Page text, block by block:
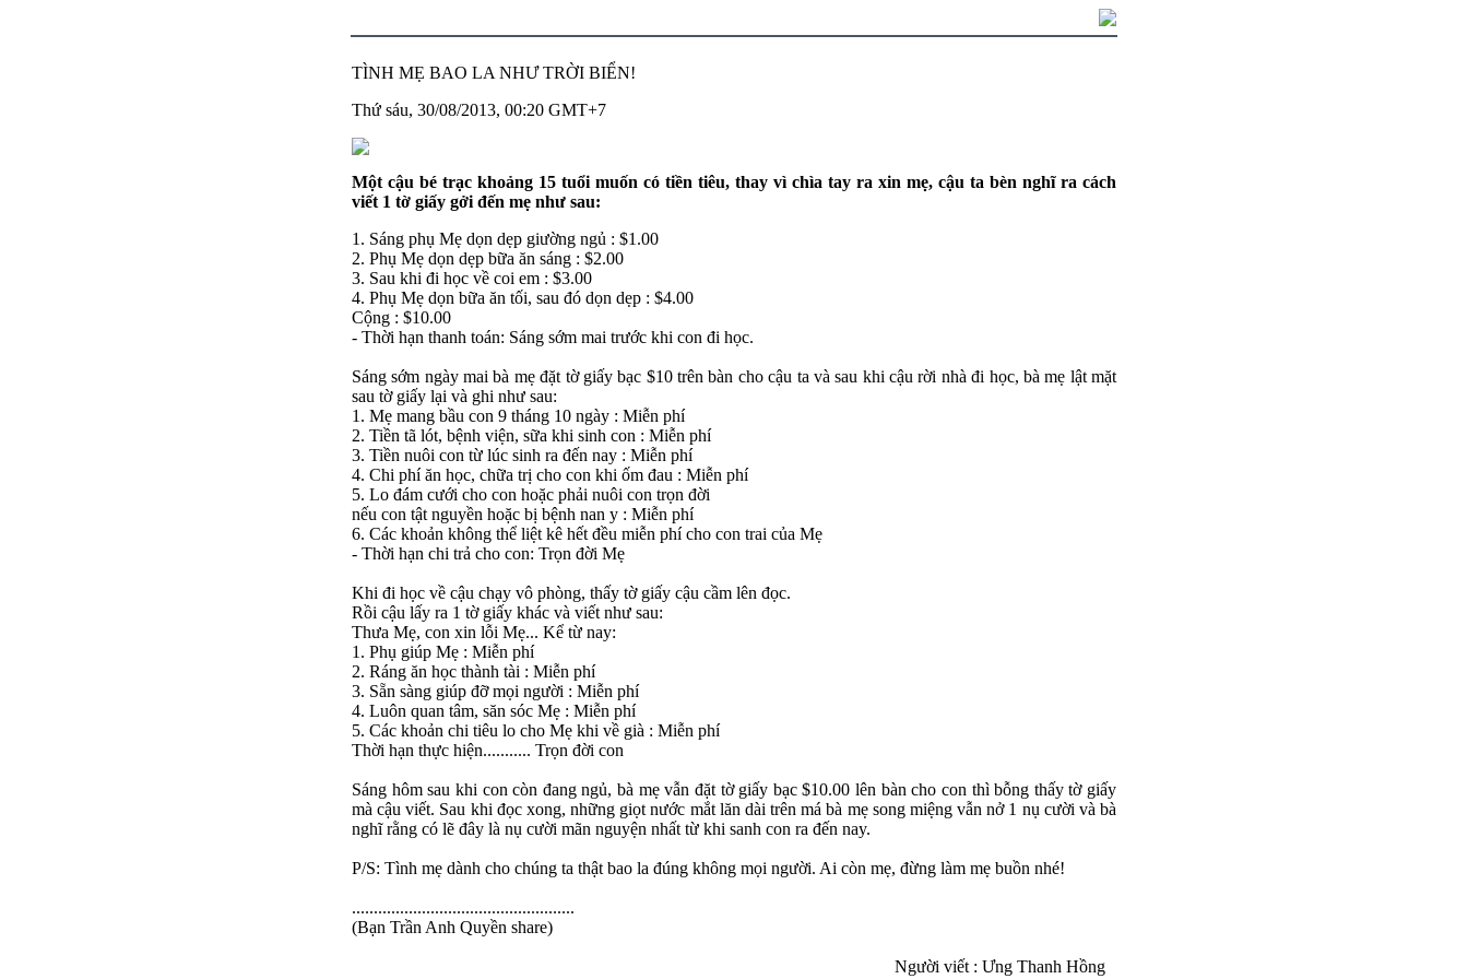
TÌNH MẸ BAO LA NHƯ TRỜI BIỂN!
Thứ sáu, 30/08/2013, 00:20 GMT+7
Một cậu bé trạc khoảng 15 tuổi muốn có tiền tiêu, thay vì chìa tay ra xin mẹ, cậu ta bèn nghĩ ra cách
viết 1 tờ giấy gởi đến mẹ như sau:
1. Sáng phụ Mẹ dọn dẹp giường ngủ : $1.00
2. Phụ Mẹ dọn dẹp bữa ăn sáng : $2.00
3. Sau khi đi học về coi em : $3.00
4. Phụ Mẹ dọn bữa ăn tối, sau đó dọn dẹp : $4.00
Cộng : $10.00
- Thời hạn thanh toán: Sáng sớm mai trước khi con đi học.
Sáng sớm ngày mai bà mẹ đặt tờ giấy bạc $10 trên bàn cho cậu ta và sau khi cậu rời nhà đi học, bà mẹ lật mặt
sau tờ giấy lại và ghi như sau:
1. Mẹ mang bầu con 9 tháng 10 ngày : Miễn phí
2. Tiền tã lót, bệnh viện, sữa khi sinh con : Miễn phí
3. Tiền nuôi con từ lúc sinh ra đến nay : Miễn phí
4. Chi phí ăn học, chữa trị cho con khi ốm đau : Miễn phí
5. Lo đám cưới cho con hoặc phải nuôi con trọn đời
nếu con tật nguyền hoặc bị bệnh nan y : Miễn phí
6. Các khoản không thể liệt kê hết đều miễn phí cho con trai của Mẹ
- Thời hạn chi trả cho con: Trọn đời Mẹ
Khi đi học về cậu chạy vô phòng, thấy tờ giấy cậu cầm lên đọc.
Rồi cậu lấy ra 1 tờ giấy khác và viết như sau:
Thưa Mẹ, con xin lỗi Mẹ... Kể từ nay:
1. Phụ giúp Mẹ : Miễn phí
2. Ráng ăn học thành tài : Miễn phí
3. Sẵn sàng giúp đỡ mọi người : Miễn phí
4. Luôn quan tâm, săn sóc Mẹ : Miễn phí
5. Các khoản chi tiêu lo cho Mẹ khi về già : Miễn phí
Thời hạn thực hiện........... Trọn đời con
Sáng hôm sau khi con còn đang ngủ, bà mẹ vẫn đặt tờ giấy bạc $10.00 lên bàn cho con thì bỗng thấy tờ giấy
mà cậu viết. Sau khi đọc xong, những giọt nước mắt lăn dài trên má bà mẹ song miệng vẫn nở 1 nụ cười và bà
nghĩ rằng có lẽ đây là nụ cười mãn nguyện nhất từ khi sanh con ra đến nay.
P/S: Tình mẹ dành cho chúng ta thật bao la đúng không mọi người. Ai còn mẹ, đừng làm mẹ buồn nhé!
...................................................
(Bạn Trần Anh Quyền share)
Người viết : Ưng Thanh Hồng